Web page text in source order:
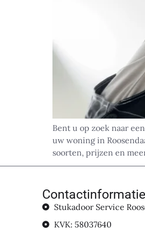
Bent u op zoek naar
uw woning in
soorten, prijzen en
Stukadoor Service
KVK: 58037640